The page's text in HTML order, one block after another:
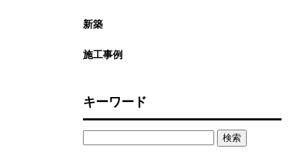
新築
施工事例
キーワード